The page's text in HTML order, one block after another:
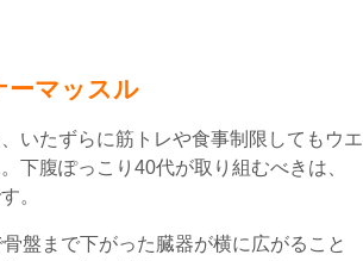
ーマッスル
いたずらに筋トレや食事制限してもウエ
下腹ぽっこり40代が取り組むべきは、
。
盤まで下がった臓器が横に広がること